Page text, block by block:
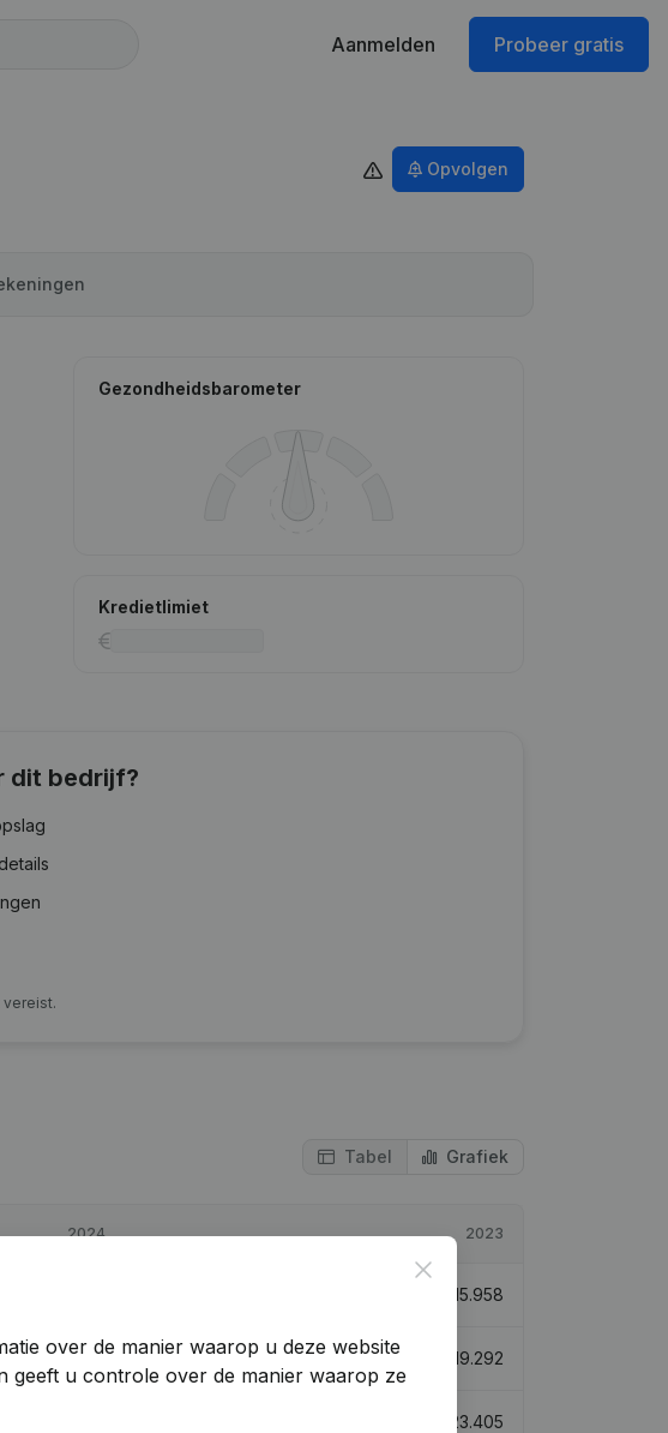
Aanmelden Probeer gratis
Opvolgen
Gezondheidsbarometer
Kredietlimiet
dit bedrijf?
Tabel Grafiek
2024 2023
15.958
€53.234 175,95% 19.292
23.405
Close
over de manier waarop u deze website
geeft u controle over de manier waarop ze